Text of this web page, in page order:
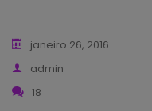
janeiro 26, 2016
admin
18